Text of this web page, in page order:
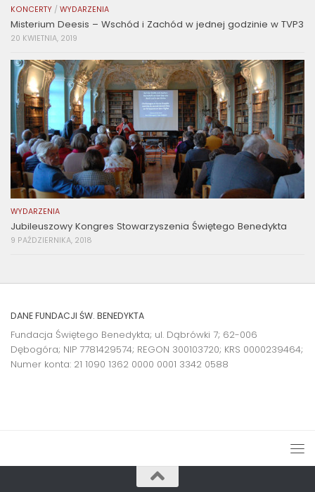
KONCERTY / WYDARZENIA
Misterium Deesis – Wschód i Zachód w jednej godzinie w TVP3
20 KWIETNIA, 2019
WYDARZENIA
Jubileuszowy Kongres Stowarzyszenia Świętego Benedykta
9 PAŹDZIERNIKA, 2018
DANE FUNDACJI ŚW. BENEDYKTA
Fundacja Świętego Benedykta; ul. Dąbrówki 7; 62-006
Dębogóra; NIP 7781429574; REGON 300103720; KRS 0000239464;
Numer konta: 21 1090 1362 0000 0001 3342 0588